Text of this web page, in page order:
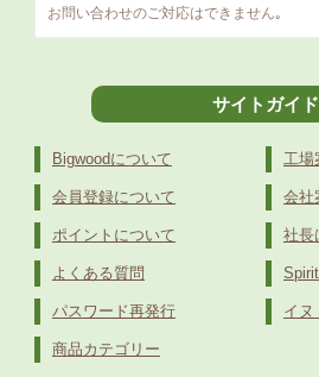
お問い合わせのご対応はできません｡
サイトガイド
Bigwoodについて
会員登録について
ポイントについて
よくある質問
パスワード再発行
商品カテゴリー
工場
会社
社長
イヌ